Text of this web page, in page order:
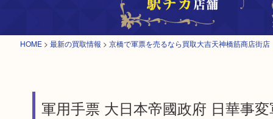
HOME > 最新の買取情報 > 京橋で軍票を売るなら買取大吉天神橋筋商店街店
軍用手票 大日本帝國政府 日華事